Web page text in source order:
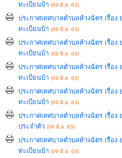
ทะเบียนบ้า (09 มิ.ย. 63)
ประกาศเทศบาลตำบลห้างฉัตร เรื่อง
ทะเบียนบ้า (09 มิ.ย. 63)
ประกาศเทศบาลตำบลห้างฉัตร เรื่อง
ทะเบียนบ้า (09 มิ.ย. 63)
ประกาศเทศบาลตำบลห้างฉัตร เรื่อง
ทะเบียนบ้า (09 มิ.ย. 63)
ประกาศเทศบาลตำบลห้างฉัตร เรื่อง
ทะเบียนบ้า (09 มิ.ย. 63)
ประกาศเทศบาลตำบลห้างฉัตร เรื่อง
ประจำตัว (09 มิ.ย. 63)
ประกาศเทศบาลตำบลห้างฉัตร เรื่อง
ทะเบียนบ้า (09 มิ.ย. 63)